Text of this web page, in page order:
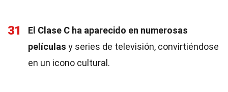
31
El Clase C ha aparecido en numerosas
películas y series de televisión, convirtiéndose
en un icono cultural.